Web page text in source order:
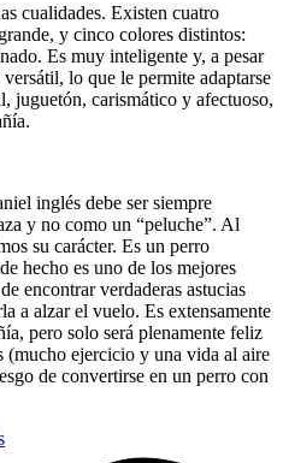
cualidades. Existen cuatro
y cinco colores distintos:
Es muy inteligente y, a pesar
lo que le permite adaptarse
juguetón, carismático y afectuoso,
inglés debe ser siempre
y no como un “peluche”. Al
su carácter. Es un perro
hecho es uno de los mejores
encontrar verdaderas astucias
a alzar el vuelo. Es extensamente
pero solo será plenamente feliz
(mucho ejercicio y una vida al aire
de convertirse en un perro con